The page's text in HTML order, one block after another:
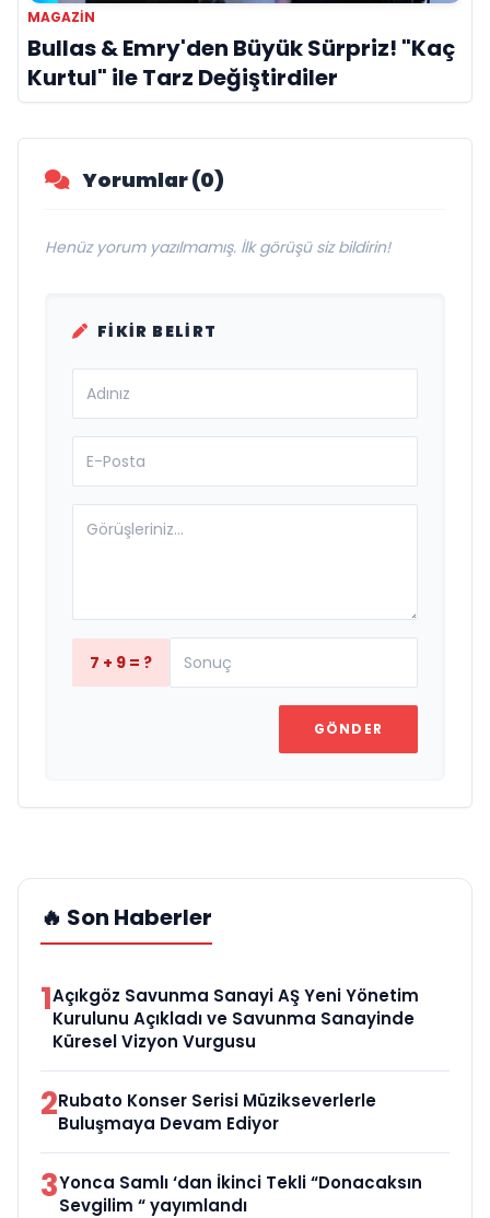
MAGAZIN
Bullas & Emry'den Büyük Sürpriz! "Kaç
Kurtul" ile Tarz Değiştirdiler
Yorumlar (0)
Henüz yorum yazılmamış. İlk görüşü siz bildirin!
FIKIR BELIRT
7 + 9 = ?
GÖNDER
🔥 Son Haberler
1Açıkgöz Savunma Sanayi AŞ Yeni Yönetim
Kurulunu Açıkladı ve Savunma Sanayinde
Küresel Vizyon Vurgusu
2Rubato Konser Serisi Müzikseverlerle
Buluşmaya Devam Ediyor
3Yonca Samlı ‘dan İkinci Tekli “Donacaksın
Sevgilim “ yayımlandı